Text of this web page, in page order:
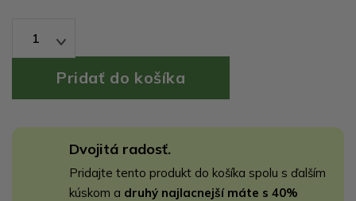
1
Dvojitá radosť.
Pridajte tento produkt do košíka spolu s ďalším
kúskom a druhý najlacnejší máte s 40%